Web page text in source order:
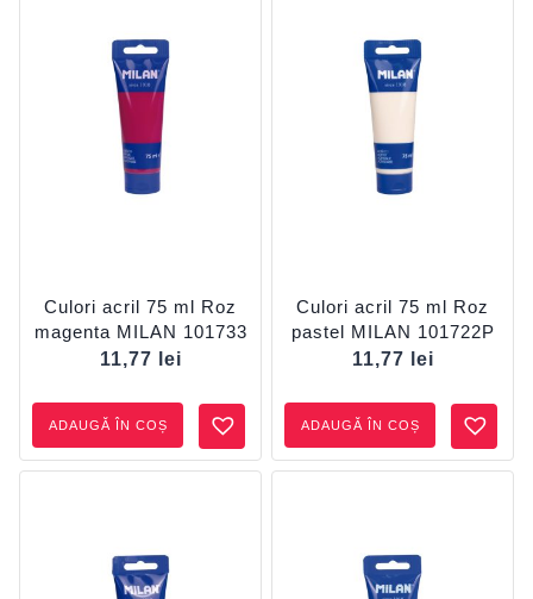
Culori acril 75 ml Roz
magenta MILAN 101733
11,77
lei
ADAUGĂ ÎN COȘ
Culori acril 75 ml Roz
pastel MILAN 101722P
11,77
lei
ADAUGĂ ÎN COȘ